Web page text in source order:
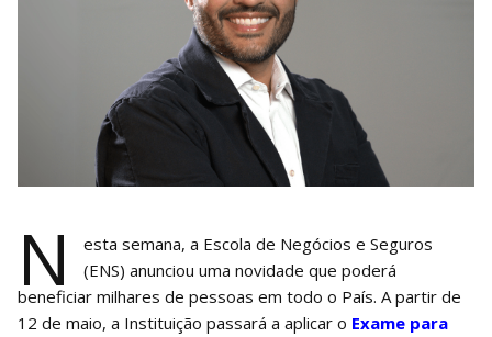
N
esta semana, a Escola de Negócios e Seguros
(ENS) anunciou uma novidade que poderá
beneficiar milhares de pessoas em todo o País. A partir de
12 de maio, a Instituição passará a aplicar o Exame para